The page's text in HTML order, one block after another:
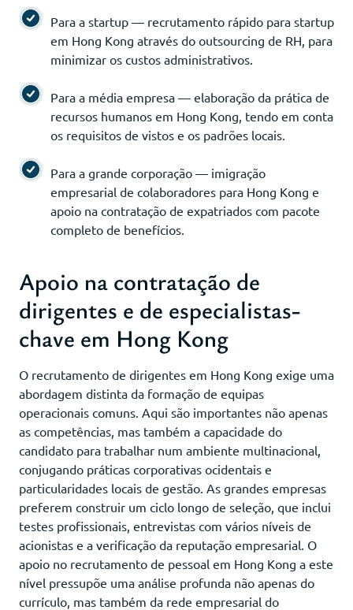
Para a startup — recrutamento rápido para startup
em Hong Kong através do outsourcing de RH, para
minimizar os custos administrativos.
Para a média empresa — elaboração da prática de
recursos humanos em Hong Kong, tendo em conta
os requisitos de vistos e os padrões locais.
Para a grande corporação — imigração
empresarial de colaboradores para Hong Kong e
apoio na contratação de expatriados com pacote
completo de benefícios.
Apoio na contratação de
dirigentes e de especialistas-
chave em Hong Kong
O recrutamento de dirigentes em Hong Kong exige uma
abordagem distinta da formação de equipas
operacionais comuns. Aqui são importantes não apenas
as competências, mas também a capacidade do
candidato para trabalhar num ambiente multinacional,
conjugando práticas corporativas ocidentais e
particularidades locais de gestão. As grandes empresas
preferem construir um ciclo longo de seleção, que inclui
testes profissionais, entrevistas com vários níveis de
acionistas e a verificação da reputação empresarial. O
apoio no recrutamento de pessoal em Hong Kong a este
nível pressupõe uma análise profunda não apenas do
currículo, mas também da rede empresarial do